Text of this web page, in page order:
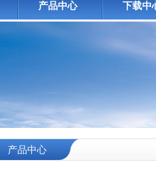
产品中心 下载中
产品中心